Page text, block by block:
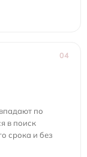
04
по
в поиск
срока и без